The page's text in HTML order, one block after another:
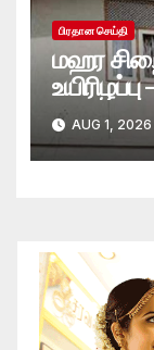
பிரதான செய்தி
மஹர
பாரிய தீ
AUG 1, 2026